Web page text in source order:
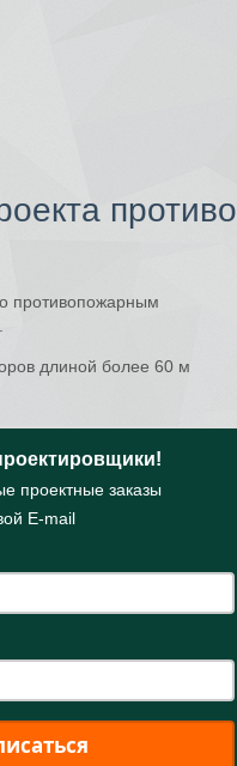
противопожарным
длиной более 60 м
проектные заказы
E-mail